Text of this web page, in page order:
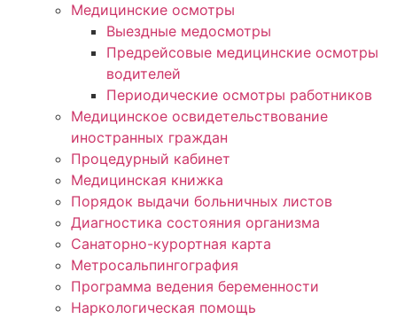
Медицинские осмотры
Выездные медосмотры
Предрейсовые медицинские осмотры
водителей
Периодические осмотры работников
Медицинское освидетельствование
иностранных граждан
Процедурный кабинет
Медицинская книжка
Порядок выдачи больничных листов
Диагностика состояния организма
Санаторно-курортная карта
Метросальпингография
Программа ведения беременности
Наркологическая помощь